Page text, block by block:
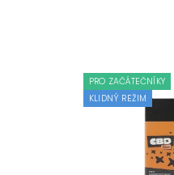
PRO ZAČÁTEČNÍKY
KLIDNÝ REŽIM